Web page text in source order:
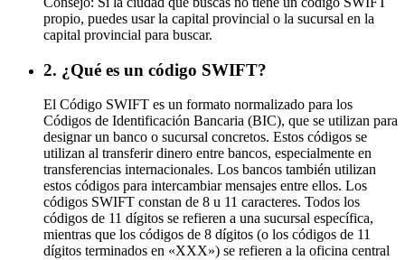
propio, puedes usar la capital provincial o la sucursal en la
capital provincial para buscar.
2. ¿Qué es un código SWIFT?
El Código SWIFT es un formato normalizado para los
Códigos de Identificación Bancaria (BIC), que se utilizan para
designar un banco o sucursal concretos. Estos códigos se
utilizan al transferir dinero entre bancos, especialmente en
transferencias internacionales. Los bancos también utilizan
estos códigos para intercambiar mensajes entre ellos. Los
códigos SWIFT constan de 8 u 11 caracteres. Todos los
códigos de 11 dígitos se refieren a una sucursal específica,
mientras que los códigos de 8 dígitos (o los códigos de 11
dígitos terminados en «XXX») se refieren a la oficina central